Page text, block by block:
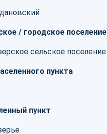
/ городское поселение
сельское поселение
пункта
пункт